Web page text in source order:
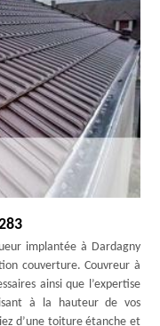
implantée à Dardagny
couverture. Couvreur à
ainsi que l’expertise
à la hauteur de vos
d’une toiture étanche et